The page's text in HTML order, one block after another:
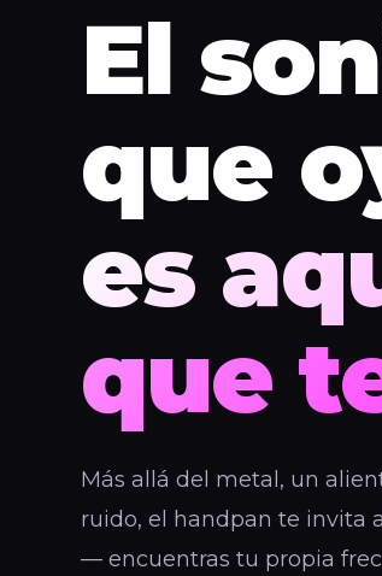
El
que
es
que
Más allá del metal, un
ruido, el handpan te invita
— encuentras tu propia